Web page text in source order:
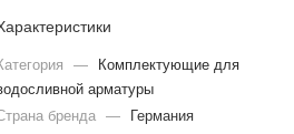
—
Комплектующие для
арматуры
бренда
— Германия